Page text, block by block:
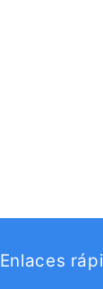
Enlaces